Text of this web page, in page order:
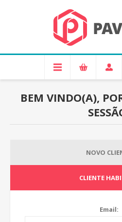
BEM VINDO(A),
NOVO
CLIENTE
Email: